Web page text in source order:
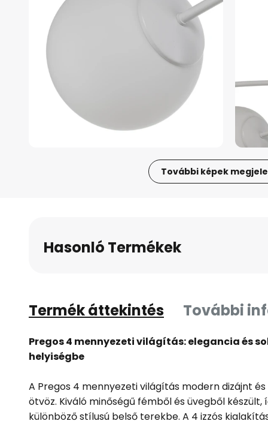
További képek
Hasonló Termékek
Termék áttekintés További
Pregos 4 mennyezeti világítás: elegancia és
helyiségbe
A Pregos 4 mennyezeti világítás modern dizájnt
ötvöz. Kiváló minőségű fémből és üvegből
különböző stílusú belső terekbe. A 4 izzós